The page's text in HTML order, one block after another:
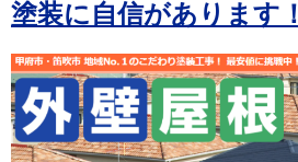
塗装に自信があります！